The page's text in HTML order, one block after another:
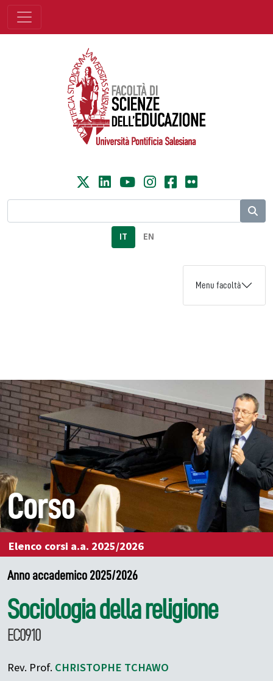
IT EN
Menu facoltà
Corso
Elenco corsi a.a. 2025/2026
Anno accademico 2025/2026
Sociologia della religione
EC0910
Rev. Prof. CHRISTOPHE TCHAWO